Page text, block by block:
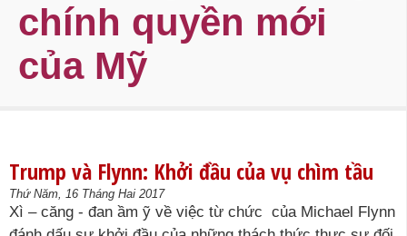
chính quyền mới
của Mỹ
Trump và Flynn: Khởi đầu của vụ chìm tầu
Thứ Năm, 16 Tháng Hai 2017
Xì – căng - đan ầm ỹ về việc từ chức của Michael Flynn